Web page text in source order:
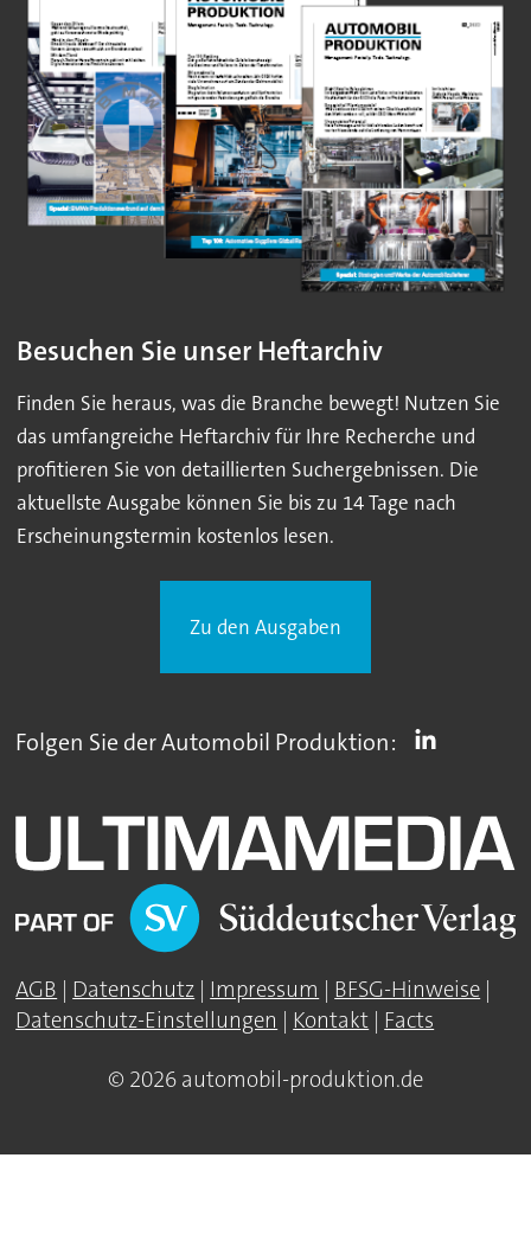
Besuchen Sie unser Heftarchiv
Finden Sie heraus, was die Branche bewegt! Nutzen Sie
das umfangreiche Heftarchiv für Ihre Recherche und
profitieren Sie von detaillierten Suchergebnissen. Die
aktuellste Ausgabe können Sie bis zu 14 Tage nach
Erscheinungstermin kostenlos lesen.
Zu den Ausgaben
Folgen Sie der Automobil Produktion:
AGB Datenschutz Impressum BFSG-Hinweise
Datenschutz-Einstellungen
Kontakt Facts
© 2026 automobil-produktion.de